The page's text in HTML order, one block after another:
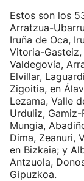
Estos son los
Arratzua-
Iruña de Oca,
Vitoria-
Valdegovía,
Elvillar,
Zigoitia, en
Lezama, Valle
Urduliz,
Mungia,
Dima, Zeanuri,
en Bizkaia; y
Antzuola,
Gipuzkoa.